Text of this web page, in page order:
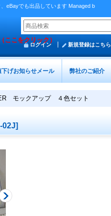
でも出品しています Managed b
ここをクリック）
ログイン 新規登録はこちら
下げお知らせメール 弊社のご紹介
モックアップ ４色セット
02J]